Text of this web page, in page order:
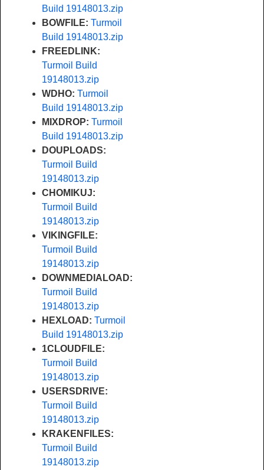
Build 19148013.zip
BOWFILE: Turmoil
Build 19148013.zip
FREEDLINK:
Turmoil Build
19148013.zip
WDHO: Turmoil
Build 19148013.zip
MIXDROP: Turmoil
Build 19148013.zip
DOUPLOADS:
Turmoil Build
19148013.zip
CHOMIKUJ:
Turmoil Build
19148013.zip
VIKINGFILE:
Turmoil Build
19148013.zip
DOWNMEDIALOAD:
Turmoil Build
19148013.zip
HEXLOAD: Turmoil
Build 19148013.zip
1CLOUDFILE:
Turmoil Build
19148013.zip
USERSDRIVE:
Turmoil Build
19148013.zip
KRAKENFILES:
Turmoil Build
19148013.zip